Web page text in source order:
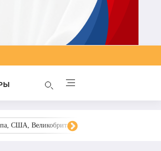
США, Великобритания, Украина, Запад,